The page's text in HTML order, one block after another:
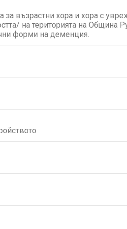
възрастни хора и хора с
на територията на Община
форми на деменция.